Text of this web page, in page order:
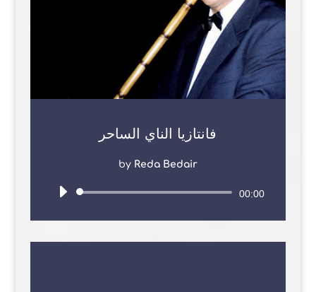
فانتازيا الناي الساحر
by Reda Bedair
Audio
00:00